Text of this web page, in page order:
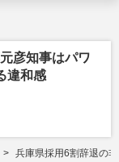
彦知事はパワ
違和感
兵庫県採用6割辞退の